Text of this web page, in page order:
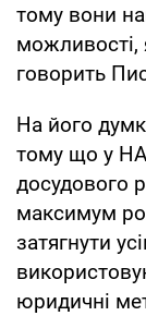
тому вони
можливості,
говорить
На його
тому що у
досудового
максимум
затягнути
юридичні